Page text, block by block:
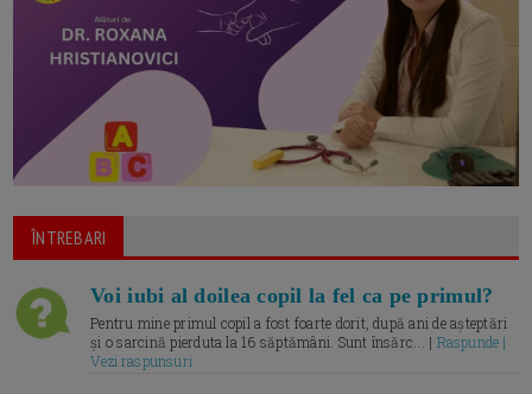
ÎNTREBARI
Voi iubi al doilea copil la fel ca pe primul?
Pentru mine primul copil a fost foarte dorit, după ani de așteptări
și o sarcină pierduta la 16 săptămâni. Sunt însărc... | Raspunde |
Vezi raspunsuri